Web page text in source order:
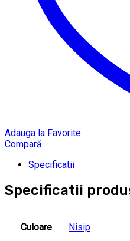
Adauga la Favorite
Compară
Specificatii
Specificatii
Culoare Nisip